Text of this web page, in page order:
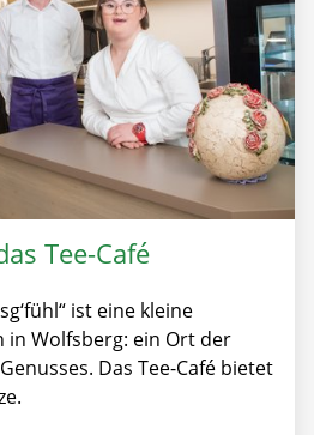
Tee-Café
ist eine kleine
Wolfsberg: ein Ort der
Das Tee-Café bietet